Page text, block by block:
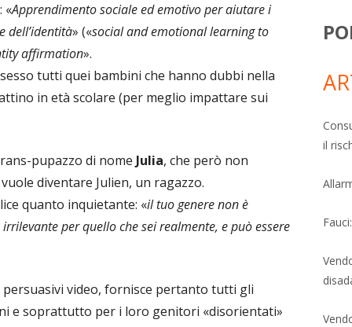
«Apprendimento sociale ed emotivo per aiutare i
dell’identità» («social and emotional learning to
affirmation».
tutti quei bambini che hanno dubbi nella
in età scolare (per meglio impattare sui
pupazzo di nome Julia, che però non
diventare Julien, un ragazzo.
quanto inquietante: «il tuo genere non è
per quello che sei realmente, e può essere
video, fornisce pertanto tutti gli
e soprattutto per i loro genitori «disorientati»
il